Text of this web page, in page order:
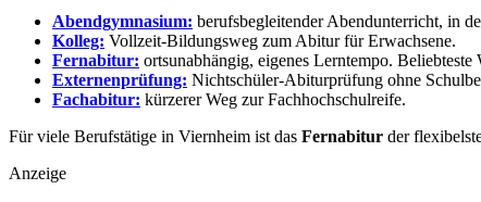
Abendgymnasium: berufsbegleitender Abendunterricht, in
Kolleg: Vollzeit-Bildungsweg zum Abitur für Erwachsene.
Fernabitur: ortsunabhängig, eigenes Lerntempo. Beliebteste
Externenprüfung: Nichtschüler-Abiturprüfung ohne
Fachabitur: kürzerer Weg zur Fachhochschulreife.
Für viele Berufstätige in Viernheim ist das Fernabitur der
Anzeige